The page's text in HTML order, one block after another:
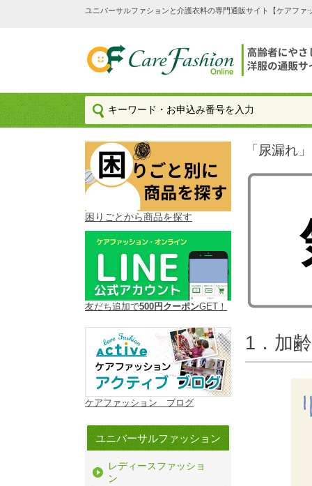
ユニバーサルファションと介護衣料の専門通販サイト【ケアファ
困りごとから商品を探す
友だち追加で500円クーポンGET！
ケアファッション ブログ
ユニバーサルファッション
レディースファッショ
ン
「尿漏れ
1．加